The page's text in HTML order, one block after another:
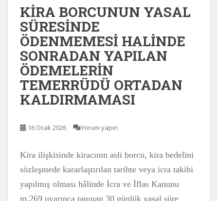
KİRA BORCUNUN YASAL
SÜRESİNDE
ÖDENMEMESİ HALİNDE
SONRADAN YAPILAN
ÖDEMELERİN
TEMERRÜDÜ ORTADAN
KALDIRMAMASI
16 Ocak 2026 Yorum yapın
Kira ilişkisinde kiracının asli borcu, kira bedelini
sözleşmede kararlaştırılan tarihte veya icra takibi
yapılmış olması hâlinde İcra ve İflas Kanunu
m.269 uyarınca tanınan 30 günlük yasal süre